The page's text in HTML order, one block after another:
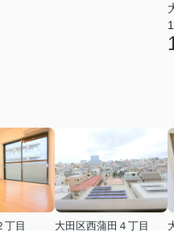
丁目
大田区西蒲田４丁目